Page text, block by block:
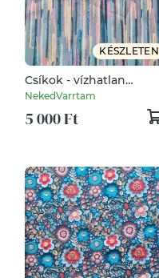
KÉSZLETEN
Csíkok - vízhatlan
gyöngyvászon
NekedVarrtam
5 000 Ft